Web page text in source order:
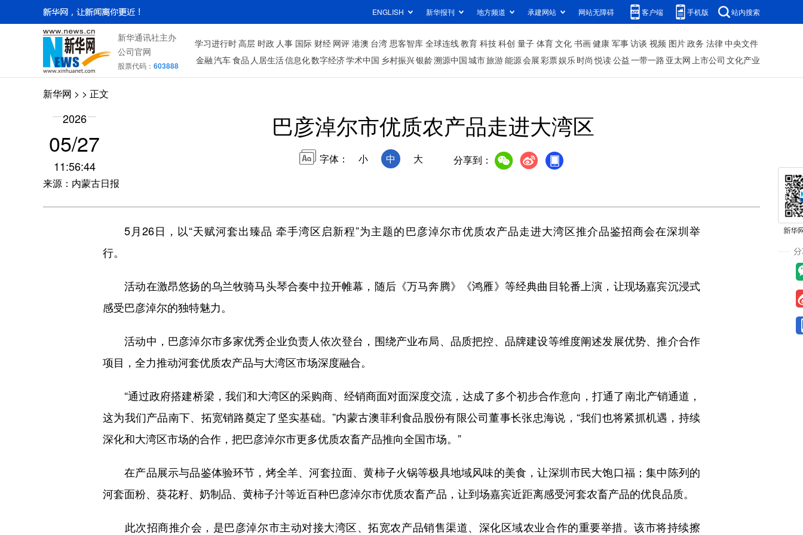
ENGLISH 新华报刊 地方频道 承建网站 网站无障碍 客户端 手机版 站内搜索
新华通讯社主办
公司官网
股票代码： 603888
学习进行时高层 时政 人事 国际 财经 网评 港澳 台湾 思客智库 全球连线教育 科技科创 量子 体育文化 书画健康 军事访谈 视频 图片政务 法律中央文件
金融汽车食品 人居生活信息化数字经济学术中国 乡村振兴银龄溯源中国城市旅游能源会展彩票娱乐时尚 悦读公益一带一路 亚太网上市公司 文化产业
新华网 > > 正文
2026
05/27
11:56:44
来源：内蒙古日报
巴彦淖尔市优质农产品走进大湾区
字体： 小 中 大 分享到：
5月26日，以“天赋河套出臻品 牵手湾区启新程”为主题的巴彦淖尔市优质农产品走进大湾区推介品鉴招商会在深圳举
行。
活动在激昂悠扬的乌兰牧骑马头琴合奏中拉开帷幕，随后《万马奔腾》《鸿雁》等经典曲目轮番上演，让现场嘉宾沉浸式
感受巴彦淖尔的独特魅力。
活动中，巴彦淖尔市多家优秀企业负责人依次登台，围绕产业布局、品质把控、品牌建设等维度阐述发展优势、推介合作
项目，全力推动河套优质农产品与大湾区市场深度融合。
“通过政府搭建桥梁，我们和大湾区的采购商、经销商面对面深度交流，达成了多个初步合作意向，打通了南北产销通道，
这为我们产品南下、拓宽销路奠定了坚实基础。”内蒙古澳菲利食品股份有限公司董事长张忠海说，“我们也将紧抓机遇，持续
深化和大湾区市场的合作，把巴彦淖尔市更多优质农畜产品推向全国市场。”
在产品展示与品鉴体验环节，烤全羊、河套拉面、黄柿子火锅等极具地域风味的美食，让深圳市民大饱口福；集中陈列的
河套面粉、葵花籽、奶制品、黄柿子汁等近百种巴彦淖尔市优质农畜产品，让到场嘉宾近距离感受河套农畜产品的优良品质。
此次招商推介会，是巴彦淖尔市主动对接大湾区、拓宽农产品销售渠道、深化区域农业合作的重要举措。该市将持续擦